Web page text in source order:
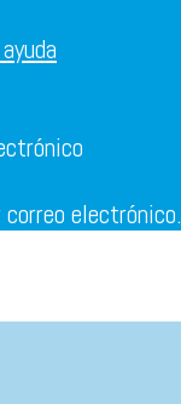
correo electrónico.